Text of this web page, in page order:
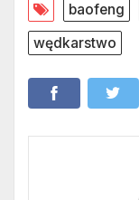
baofeng
wędkarstwo